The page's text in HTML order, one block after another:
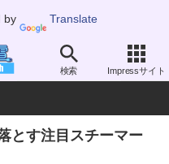
by Translate
検索 Impressサイト
スチームクリーナー
とす注目スチーマー